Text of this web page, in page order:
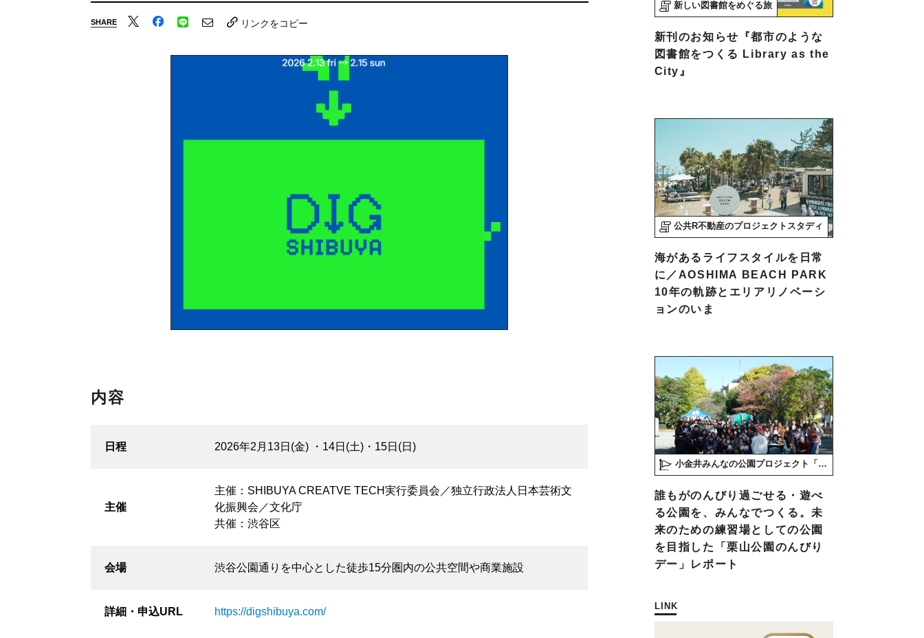
SHARE リンクをコピー
内容
日程 2026年2月13日(金) ・14日(土)・15日(日)
主催
主催：SHIBUYA CREATVE TECH実行委員会／独立行政法人日本芸術文
化振興会／文化庁
共催：渋谷区
会場 渋谷公園通りを中心とした徒歩15分圏内の公共空間や商業施設
詳細・ 申込URL https://digshibuya.com/
新しい図書館をめぐる旅
新刊のお知らせ『都市のような
図書館をつくる Library as the
City』
公共R不動産のプロジェクトスタディ
海があるライフスタイルを日常
に／AOSHIMA BEACH PARK
10年の軌跡とエリアリノベーシ
ョンのいま
小金井みんなの公園プロジェクト「play here」
誰もがのんびり過ごせる・遊べ
る公園を、みんなでつくる。未
来のための練習場としての公園
を目指した「栗山公園のんびり
デー」レポート
LINK